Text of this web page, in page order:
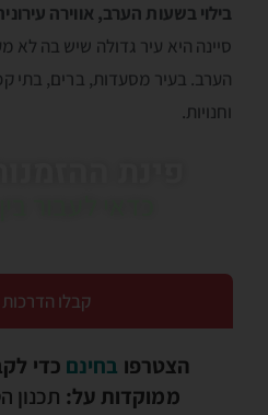
בילוי בשעות הערב, אווירה
סיינה היא עיר גדולה שיש בה
הערב. בעיר מסעדות, ברים, בתי
וחנויות.
קבלו הדרכות
הצטרפו בחינם כדי
ממוקדות על: תכנון